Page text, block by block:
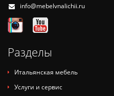
info@mebelvnalichii.ru
Разделы
Итальянская мебель
Услуги и сервис